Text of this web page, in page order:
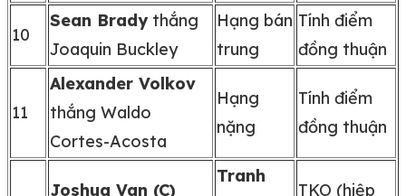
10
Sean Bradythắng
Joaquin Buckley
Hạng bán
trung
Tính điểm
đồng thuận
11
Alexander Volkov
thắng Waldo
Cortes-Acosta
Hạng
nặng
Tính điểm
đồng thuận
Joshua Van (C)
Tranh
TKO (hiệp